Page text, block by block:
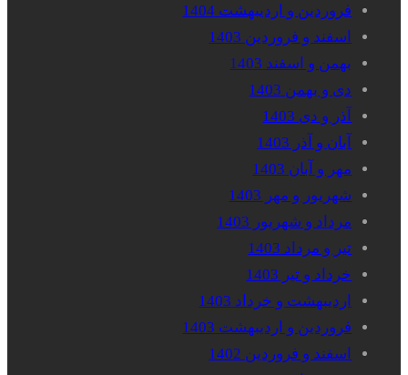
فروردین و اردیبهشت 1404
اسفند و فروردین 1403
بهمن و اسفند 1403
دی و بهمن 1403
آذر و دی 1403
آبان و آذر 1403
مهر و آبان 1403
شهریور و مهر 1403
مرداد و شهریور 1403
تیر و مرداد 1403
خرداد و تیر 1403
اردیبهشت و خرداد 1403
فروردین و اردیبهشت 1403
اسفند و فروردین 1402